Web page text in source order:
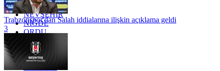
MUŞ
NEVŞEHİR
NİĞDE
ORDU
OSMANİYE
RİZE
SAKARYA
Trabzonspor'dan Salah iddialarına ilişkin açıklama geldi
3